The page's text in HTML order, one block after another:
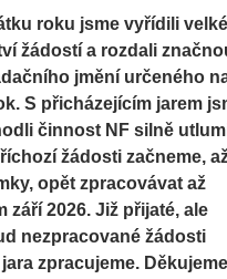
roku jsme vyřídili velké
žádostí a rozdali
jmění určeného
S přicházejícím jarem
činnost NF silně
žádosti začneme,
opět zpracovávat až
září 2026. Již přijaté, ale
nezpracované žádosti
jara zpracujeme.